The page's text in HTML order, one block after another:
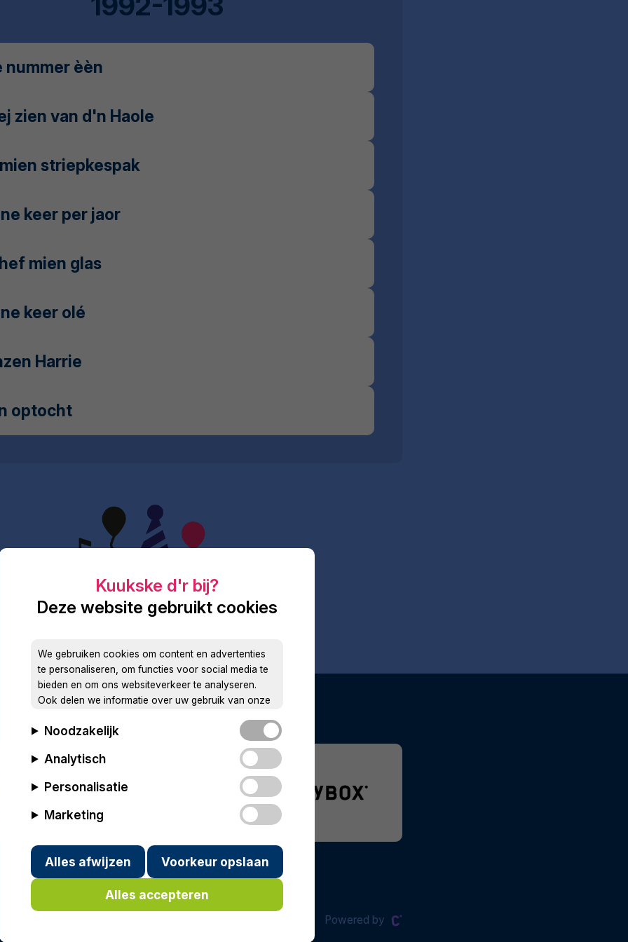
nummer èèn
zien van d'n Haole
striepkespak
keer per jaor
mien glas
keer olé
Harrie
optocht
Powered by
Deze website gebruikt cookies
We gebruiken cookies om content en advertenties
te personaliseren, om functies voor social media te
bieden en om ons websiteverkeer te analyseren.
Ook delen we informatie over uw gebruik van onze
en analyse. Deze partners kunnen deze gegevens
combineren met andere informatie die u aan ze heeft
verstrekt of die ze hebben verzameld op basis van
Noodzakelijk
Analytisch
Personalisatie
Marketing
Alles afwijzen Voorkeur opslaan
Alles accepteren